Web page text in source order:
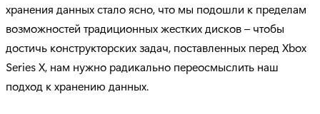
хранения данных стало ясно, что мы подошли к пределам
возможностей традиционных жестких дисков – чтобы
достичь конструкторских задач, поставленных перед Xbox
Series X, нам нужно радикально переосмыслить наш
подход к хранению данных.